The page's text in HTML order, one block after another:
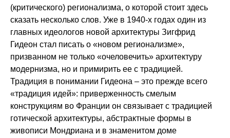
(критического) регионализма, о которой стоит здесь
сказать несколько слов. Уже в 1940-х годах один из
главных идеологов новой архитектуры Зигфрид
Гидеон стал писать о «новом регионализме»,
призванном не только «очеловечить» архитектуру
модернизма, но и примирить ее с традицией.
Традиция в понимании Гидеона – это прежде всего
«традиция идей»: приверженность смелым
конструкциям во Франции он связывает с традицией
готической архитектуры, абстрактные формы в
живописи Мондриана и в знаменитом доме